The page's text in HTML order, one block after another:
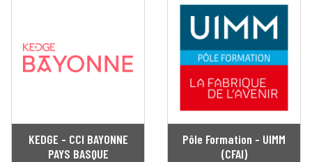
KEDGE - CCI BAYONNE
PAYS BASQUE
Pôle Formation - UIMM
(CFAI)